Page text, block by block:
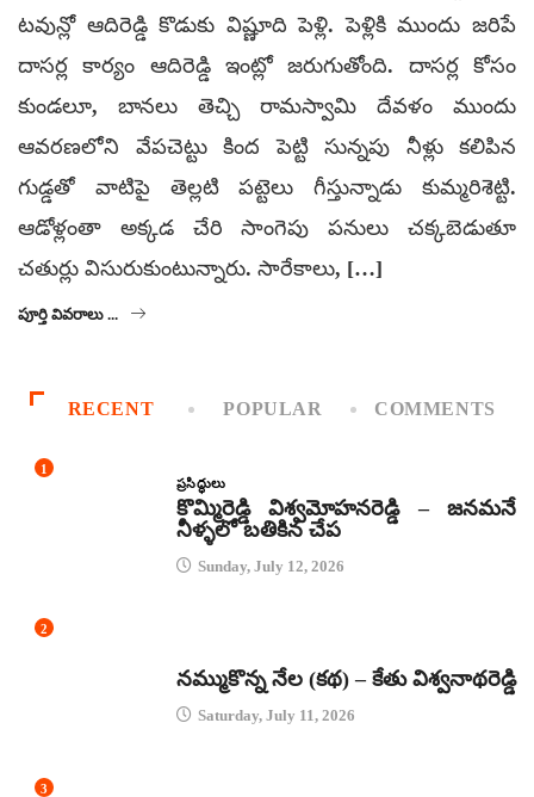
టవున్లో ఆదిరెడ్డి కొడుకు విష్ణూది పెళ్లి. పెళ్లికి ముందు జరిపే
దాసర్ల కార్యం ఆదిరెడ్డి ఇంట్లో జరుగుతోంది. దాసర్ల కోసం
కుండలూ, బానలు తెచ్చి రామస్వామి దేవళం ముందు
ఆవరణలోని వేపచెట్టు కింద పెట్టి సున్నపు నీళ్లు కలిపిన
గుడ్డతో వాటిపై తెల్లటి పట్టెలు గీస్తున్నాడు కుమ్మరిశెట్టి.
ఆడోళ్లంతా అక్కడ చేరి సాంగెపు పనులు చక్కబెడుతూ
చతుర్లు విసురుకుంటున్నారు. సారేకాలు, […]
పూర్తి వివరాలు ...
RECENT POPULAR COMMENTS
1
ప్రసిద్ధులు
కొమ్మిరెడ్డి విశ్వమోహనరెడ్డి – జనమనే
నీళ్ళలో బతికిన చేప
Sunday, July 12, 2026
2
నమ్ముకొన్న నేల (కథ) – కేతు విశ్వనాథరెడ్డి
Saturday, July 11, 2026
3